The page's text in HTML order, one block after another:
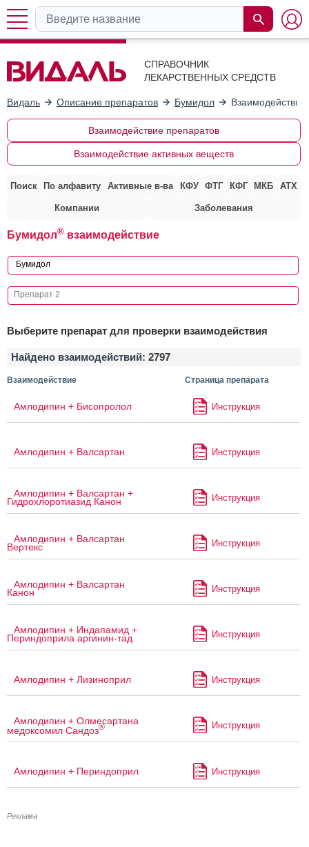
СПРАВОЧНИК
ЛЕКАРСТВЕННЫХ СРЕДСТВ
Видаль Описание препаратов Бумидол
Взаимодействие препаратов
Взаимодействие активных веществ
Поиск По алфавиту Активные в-ва КФУ ФТГ КФГ МКБ АТХ
Компании Заболевания
Бумидол® взаимодействие
Выберите препарат для проверки взаимодействия
Найдено взаимодействий: 2797
Взаимодействие Страница препарата
Амлодипин + Бисопролол Инструкция
Амлодипин + Валсартан Инструкция
Амлодипин + Валсартан +
Гидрохлоротиазид Канон Инструкция
Амлодипин + Валсартан
Вертекс Инструкция
Амлодипин + Валсартан
Канон Инструкция
Амлодипин + Индапамид +
Периндоприла аргинин-тад Инструкция
Амлодипин + Лизиноприл Инструкция
Амлодипин + Олмесартана
медоксомил Сандоз® Инструкция
Амлодипин + Периндоприл Инструкция
Реклама